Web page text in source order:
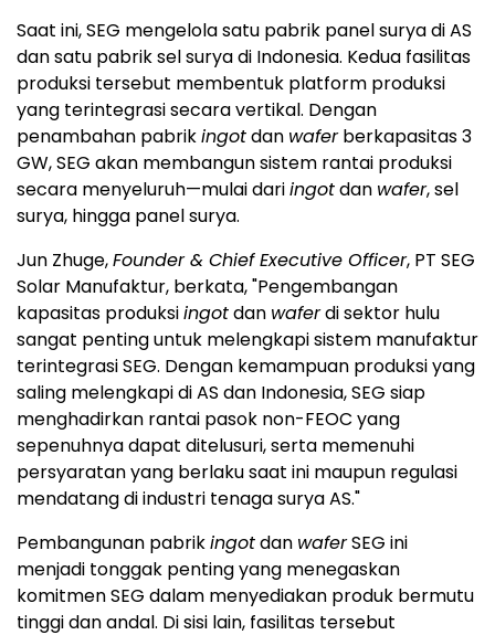
Saat ini, SEG mengelola satu pabrik panel surya di AS
dan satu pabrik sel surya di Indonesia. Kedua fasilitas
produksi tersebut membentuk platform produksi
yang terintegrasi secara vertikal. Dengan
penambahan pabrikingotdan waferberkapasitas 3
GW, SEG akan membangun sistem rantai produksi
secara menyeluruh—mulai dariingotdan wafer, sel
surya, hingga panel surya.
Jun Zhuge,Founder & Chief Executive Officer, PT SEG
Solar Manufaktur, berkata, "Pengembangan
kapasitas produksiingotdan waferdi sektor hulu
sangat penting untuk melengkapi sistem manufaktur
terintegrasi SEG. Dengan kemampuan produksi yang
saling melengkapi di AS dan Indonesia, SEG siap
menghadirkan rantai pasok non-FEOC yang
sepenuhnya dapat ditelusuri, serta memenuhi
persyaratan yang berlaku saat ini maupun regulasi
mendatang di industri tenaga surya AS."
Pembangunan pabrikingotdan waferSEG ini
menjadi tonggak penting yang menegaskan
komitmen SEG dalam menyediakan produk bermutu
tinggi dan andal. Di sisi lain, fasilitas tersebut